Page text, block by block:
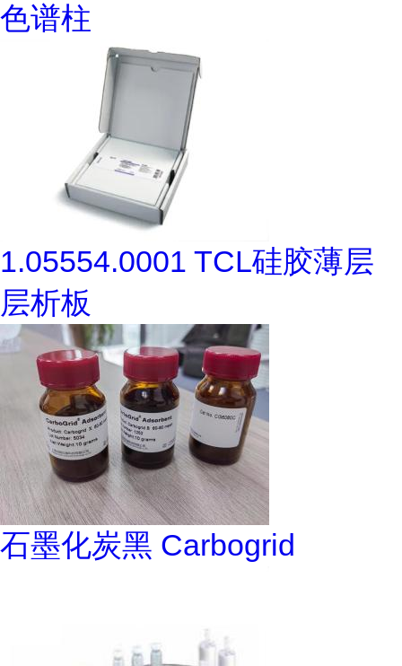
色谱柱
1.05554.0001 TCL硅胶薄层
层析板
石墨化炭黑 Carbogrid